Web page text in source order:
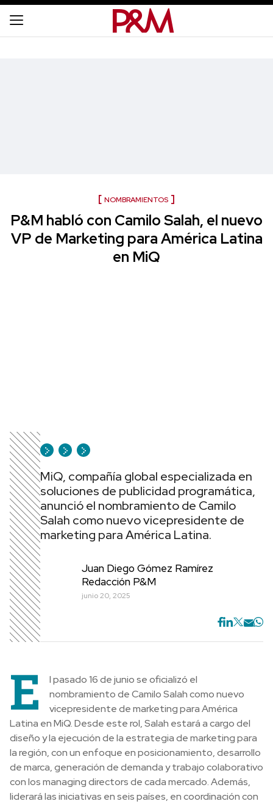
NOMBRAMIENTOS
P&M habló con Camilo Salah, el nuevo
VP de Marketing para América Latina
en MiQ
MiQ, compañía global especializada en
soluciones de publicidad programática,
anunció el nombramiento de Camilo
Salah como nuevo vicepresidente de
marketing para América Latina.
Juan Diego Gómez Ramírez
Redacción P&M
junio 20, 2025
E
l pasado 16 de junio se oficializó el
nombramiento de Camilo Salah como nuevo
vicepresidente de marketing para América
Latina en MiQ. Desde este rol, Salah estará a cargo del
diseño y la ejecución de la estrategia de marketing para
la región, con un enfoque en posicionamiento, desarrollo
de marca, generación de demanda y trabajo colaborativo
con los managing directors de cada mercado. Además,
liderará las iniciativas en seis países, en coordinación con